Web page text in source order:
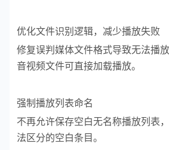
优化文件识别逻辑，减少播放失败
修复误判媒体文件格式导致无法播
音视频文件可直接加载播放。
强制播放列表命名
不再允许保存空白无名称播放列表
法区分的空白条目。